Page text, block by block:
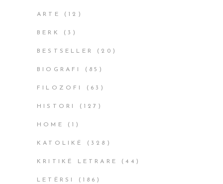
ARTE (12)
BERK (3)
BESTSELLER (20)
BIOGRAFI (85)
FILOZOFI (63)
HISTORI (127)
HOME (1)
KATOLIKË (328)
KRITIKË LETRARE (44)
LETËRSI (186)